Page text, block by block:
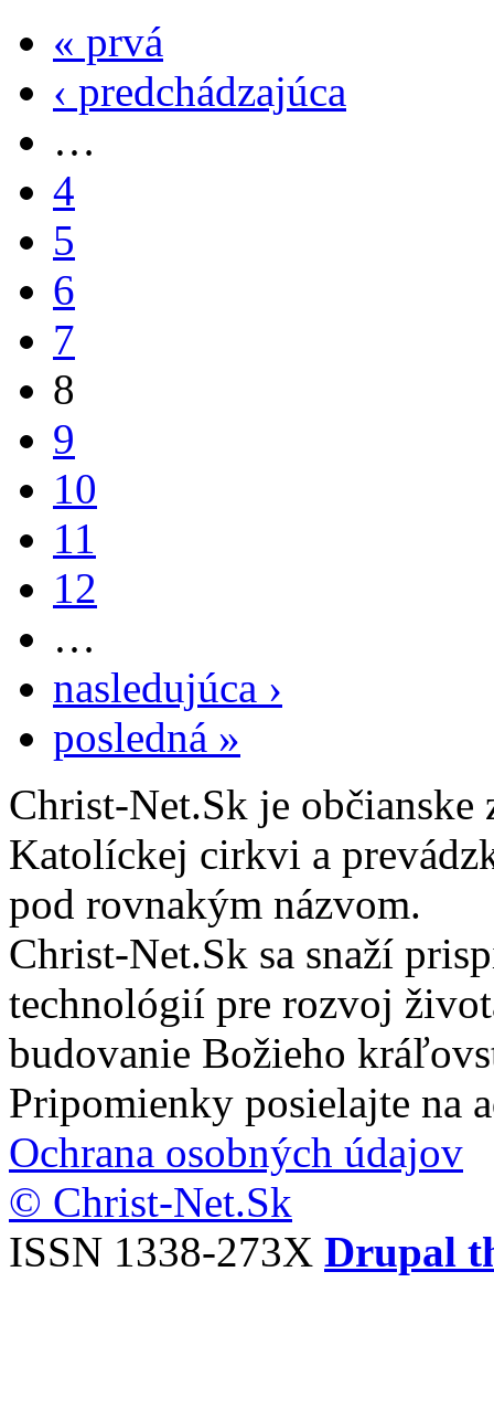
« prvá
‹ predchádzajúca
…
4
5
6
7
8
9
10
11
12
…
nasledujúca ›
posledná »
Christ-Net.Sk je
Katolíckej cirkvi a
pod rovnakým názvom.
Christ-Net.Sk sa snaží
technológií pre rozvoj
budovanie Božieho
Pripomienky posielajte na
Ochrana osobných údajov
© Christ-Net.Sk
ISSN 1338-273X Drupal